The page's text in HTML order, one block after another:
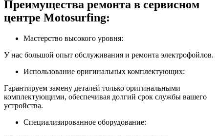
Преимущества ремонта в сервисном
центре Motosurfing:
Мастерство высокого уровня:
У нас большой опыт обслуживания и ремонта электрофойлов.
Использование оригинальных комплектующих:
Гарантируем замену деталей только оригинальными
комплектующими, обеспечивая долгий срок службы вашего
устройства.
Специализированное оборудование: